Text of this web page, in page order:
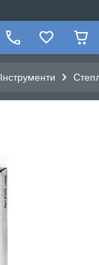
Інструменти